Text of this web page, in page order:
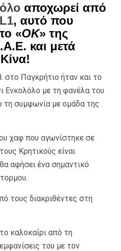
αποχωρεί από
, αυτό που
«ΟΚ» της
και μετά
στο Παγκρήτιο ήταν και το
Ενκολόλο με τη φανέλα του
τη συμφωνία με ομάδα της
χαφ που αγωνίστηκε σε
Κρητικούς είναι
αφήσει ένα σημαντικό
τους διακριθέντες στη
καλοκαίρι από τη
του με τον